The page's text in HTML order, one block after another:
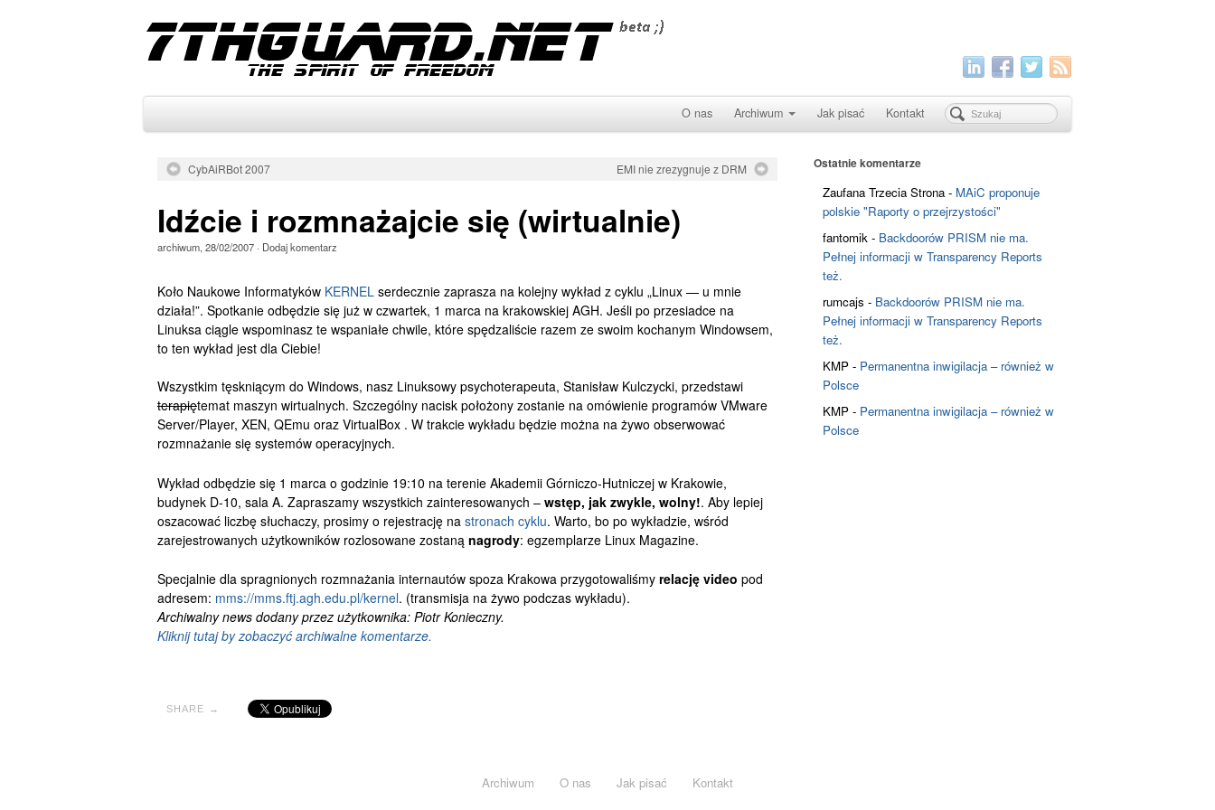
O nas Archiwum Jak pisać Kontakt
CybAiRBot 2007 EMI nie zrezygnuje z DRM
Idźcie i rozmnażajcie się (wirtualnie)
archiwum,28/02/2007 · Dodaj komentarz
Koło Naukowe Informatyków KERNEL serdecznie zaprasza na kolejny wykład z cyklu „Linux — u mnie
działa!”. Spotkanie odbędzie się już w czwartek, 1 marca na krakowskiej AGH. Jeśli po przesiadce na
Linuksa ciągle wspominasz te wspaniałe chwile, które spędzaliście razem ze swoim kochanym Windowsem,
to ten wykład jest dla Ciebie!
Wszystkim tęskniącym do Windows, nasz Linuksowy psychoterapeuta, Stanisław Kulczycki, przedstawi
terapiętemat maszyn wirtualnych. Szczególny nacisk położony zostanie na omówienie programów VMware
Server/Player, XEN, QEmu oraz VirtualBox . W trakcie wykładu będzie można na żywo obserwować
rozmnażanie się systemów operacyjnych.
Wykład odbędzie się 1 marca o godzinie 19:10 na terenie Akademii Górniczo-Hutniczej w Krakowie,
budynek D-10, sala A. Zapraszamy wszystkich zainteresowanych – wstęp, jak zwykle, wolny!. Aby lepiej
oszacować liczbę słuchaczy, prosimy o rejestrację na stronach cyklu. Warto, bo po wykładzie, wśród
zarejestrowanych użytkowników rozlosowane zostaną nagrody: egzemplarze Linux Magazine.
Specjalnie dla spragnionych rozmnażania internautów spoza Krakowa przygotowaliśmy relację video pod
adresem: mms://mms.ftj.agh.edu.pl/kernel. (transmisja na żywo podczas wykładu).
Archiwalny news dodany przez użytkownika: Piotr Konieczny.
Kliknij tutaj by zobaczyć archiwalne komentarze.
SHARE →
Ostatnie komentarze
Zaufana Trzecia Strona- MAiC proponuje
polskie "Raporty o przejrzystości"
fantomik- Backdoorów PRISM nie ma.
Pełnej informacji w Transparency Reports
też.
rumcajs - Backdoorów PRISM nie ma.
Pełnej informacji w Transparency Reports
też.
KMP- Permanentna inwigilacja – również w
Polsce
KMP- Permanentna inwigilacja – również w
Polsce
Archiwum O nas Jak pisać Kontakt